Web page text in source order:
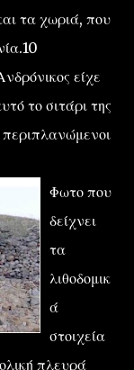
τα χωριά, που
είχε
το σιτάρι της
περιπλανώμενοι
Φωτο που
δείχνει
τα
λιθοδομικ
ά
στοιχεία
πλευρά